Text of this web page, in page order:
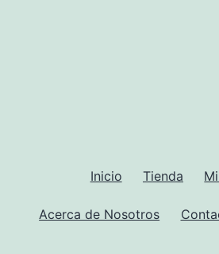
producto
Inicio Tienda
Acerca de Nosotros